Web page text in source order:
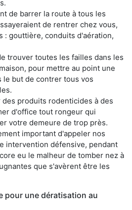
de barrer la route à tous les
de rentrer chez vous,
: gouttière, conduits d'aération,
trouver toutes les failles dans les
pour mettre au point une
le but de contrer tous vos
produits rodenticides à des
d'office tout rongeur qui
votre demeure de trop près.
important d'appeler nos
intervention défensive, pendant
eu le malheur de tomber nez à
que s'avèrent être les
pour une dératisation au